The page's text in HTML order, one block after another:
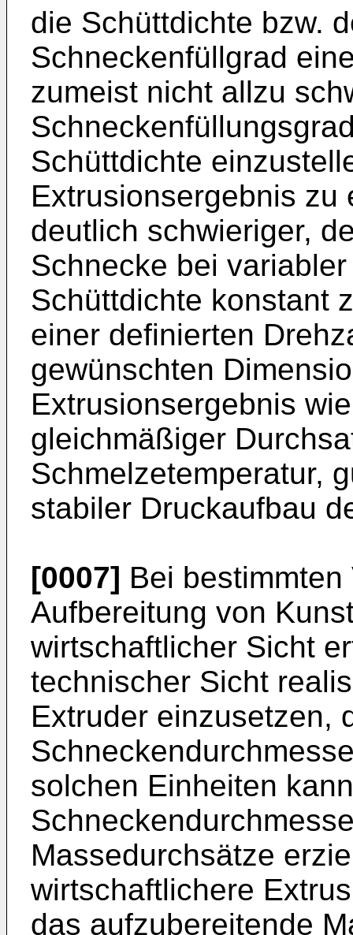
die Schüttdichte bzw.
Schneckenfüllgrad
zumeist nicht allzu
Schüttdichte
Extrusionsergebnis
deutlich schwieriger,
Schnecke bei
Schüttdichte konstant
einer definierten
gewünschten
Extrusionsergebnis
gleichmäßiger
Schmelzetemperatur,
stabiler Druckaufbau
[0007] Bei
Aufbereitung von
wirtschaftlicher Sicht
technischer Sicht
Extruder einzusetzen,
solchen Einheiten
Massedurchsätze
wirtschaftlichere
das aufzubereitende